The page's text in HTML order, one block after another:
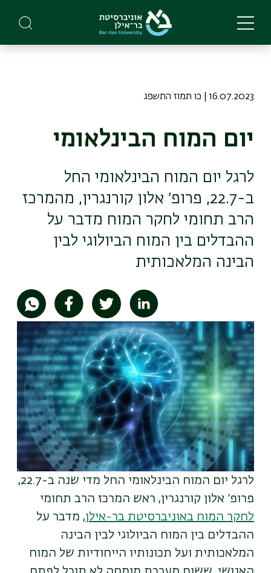
main
16.07.2023 | כו תמוז התשפג
יום המוח הבינלאומי
לרגל יום המוח הבינלאומי החל
ב-22.7, פרופ׳ אלון קורנגרין, מהמרכז
הרב תחומי לחקר המוח מדבר על
ההבדלים בין המוח הביולוגי לבין
הבינה המלאכותית
תמונה
לרגל יום המוח הבינלאומי החל מדי שנה ב-22.7,
פרופ׳ אלון קורנגרין, ראש המרכז הרב תחומי
לחקר המוח באוניברסיטת בר-אילן, מדבר על
ההבדלים בין המוח הביולוגי לבין הבינה
המלאכותית ועל תכונותיו הייחודיות של המוח